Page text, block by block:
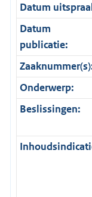
Datum
Datum
publicatie:
Onderwerp:
Beslissingen: